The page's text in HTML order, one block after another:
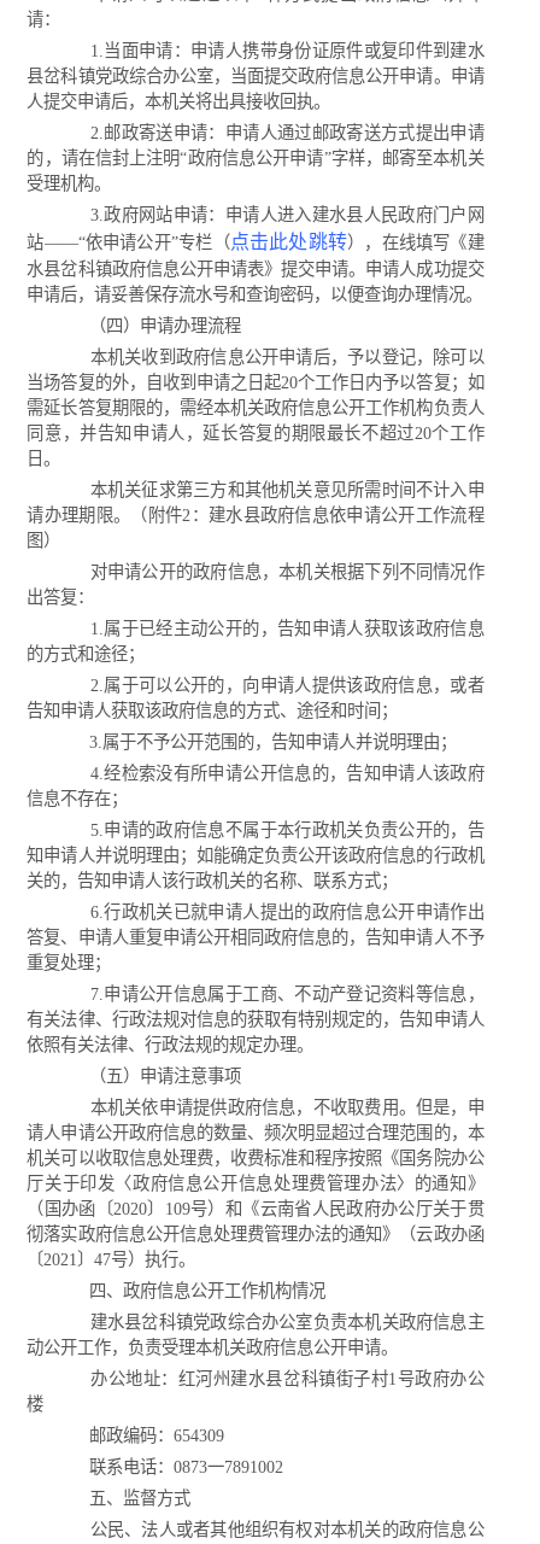
请：
1.当面申请：申请人携带身份证原件或复印件到建水
县岔科镇党政综合办公室，当面提交政府信息公开申请。申请
人提交申请后，本机关将出具接收回执。
2.邮政寄送申请：申请人通过邮政寄送方式提出申请
的，请在信封上注明“政府信息公开申请”字样，邮寄至本机关
受理机构。
3.政府网站申请：申请人进入建水县人民政府门户网
站——“依申请公开”专栏（点击此处跳转），在线填写《建
水县岔科镇政府信息公开申请表》提交申请。申请人成功提交
申请后，请妥善保存流水号和查询密码，以便查询办理情况。
（四）申请办理流程
本机关收到政府信息公开申请后，予以登记，除可以
当场答复的外，自收到申请之日起20个工作日内予以答复；如
需延长答复期限的，需经本机关政府信息公开工作机构负责人
同意，并告知申请人，延长答复的期限最长不超过20个工作
日。
本机关征求第三方和其他机关意见所需时间不计入申
请办理期限。（附件2：建水县政府信息依申请公开工作流程
图）
对申请公开的政府信息，本机关根据下列不同情况作
出答复：
1.属于已经主动公开的，告知申请人获取该政府信息
的方式和途径；
2.属于可以公开的，向申请人提供该政府信息，或者
告知申请人获取该政府信息的方式、途径和时间；
3.属于不予公开范围的，告知申请人并说明理由；
4.经检索没有所申请公开信息的，告知申请人该政府
信息不存在；
5.申请的政府信息不属于本行政机关负责公开的，告
知申请人并说明理由；如能确定负责公开该政府信息的行政机
关的，告知申请人该行政机关的名称、联系方式；
6.行政机关已就申请人提出的政府信息公开申请作出
答复、申请人重复申请公开相同政府信息的，告知申请人不予
重复处理；
7.申请公开信息属于工商、不动产登记资料等信息，
有关法律、行政法规对信息的获取有特别规定的，告知申请人
依照有关法律、行政法规的规定办理。
（五）申请注意事项
本机关依申请提供政府信息，不收取费用。但是，申
请人申请公开政府信息的数量、频次明显超过合理范围的，本
机关可以收取信息处理费，收费标准和程序按照《国务院办公
厅关于印发〈政府信息公开信息处理费管理办法〉的通知》
（国办函〔2020〕109号）和《云南省人民政府办公厅关于贯
彻落实政府信息公开信息处理费管理办法的通知》（云政办函
〔2021〕47号）执行。
四、政府信息公开工作机构情况
建水县岔科镇党政综合办公室负责本机关政府信息主
动公开工作，负责受理本机关政府信息公开申请。
办公地址：红河州建水县岔科镇街子村1号政府办公
楼
邮政编码：654309
联系电话：0873一7891002
五、监督方式
公民、法人或者其他组织有权对本机关的政府信息公